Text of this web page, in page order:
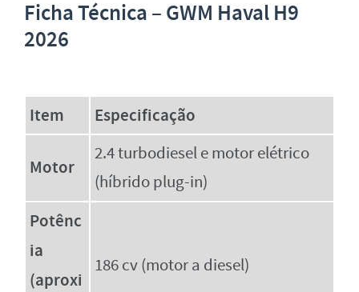
Ficha Técnica – GWM Haval H9
2026
Item Especificação
Motor
2.4 turbodiesel e motor elétrico
(híbrido plug-in)
Potênc
ia
(aproxi
186 cv (motor a diesel)